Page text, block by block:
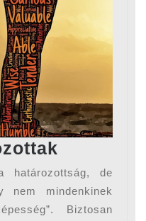
de
nem mindenkinek
Biztosan